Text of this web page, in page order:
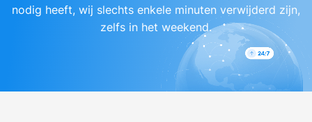
nodig heeft, wij slechts enkele minuten verwijderd zijn,
zelfs in het weekend.